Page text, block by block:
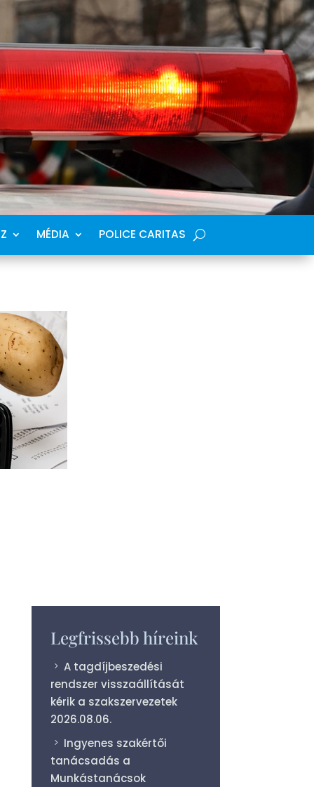
MÉDIA POLICE CARITAS
Legfrissebb híreink
A tagdíjbeszedési
rendszer visszaállítását
kérik a szakszervezetek
2026.08.06.
Ingyenes szakértői
tanácsadás a
Munkástanácsok